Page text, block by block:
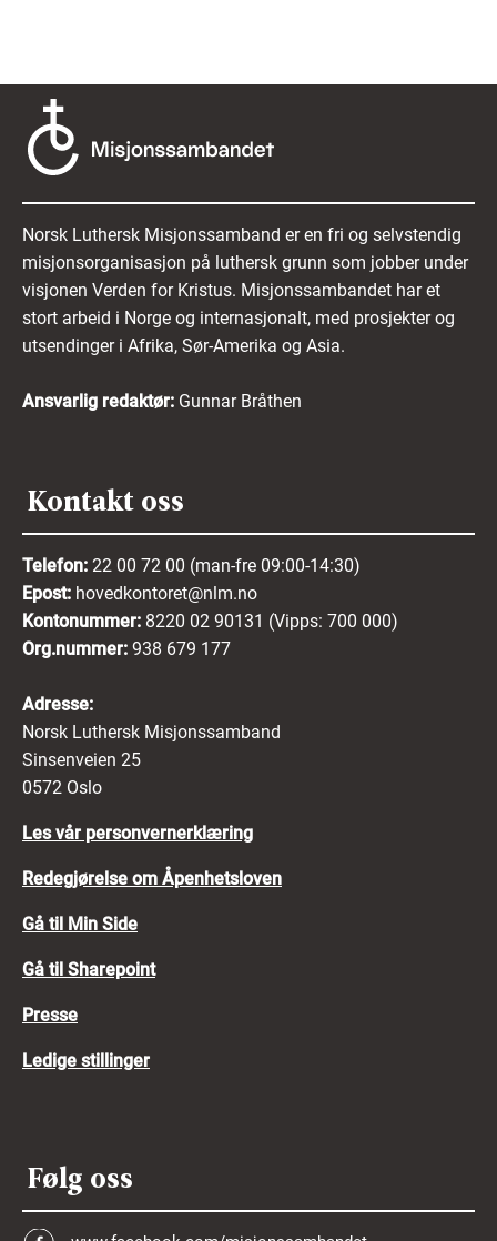
Norsk Luthersk Misjonssamband er en fri og selvstendig
misjonsorganisasjon på luthersk grunn som jobber under
visjonen Verden for Kristus. Misjonssambandet har et
stort arbeid i Norge og internasjonalt, med prosjekter og
utsendinger i Afrika, Sør-Amerika og Asia.
Ansvarlig redaktør: Gunnar Bråthen
Kontakt oss
Telefon: 22 00 72 00 (man-fre 09:00-14:30)
Epost: hovedkontoret@nlm.no
Kontonummer: 8220 02 90131 (Vipps: 700 000)
Org.nummer: 938 679 177
Adresse:
Norsk Luthersk Misjonssamband
Sinsenveien 25
0572 Oslo
Les vår personvernerklæring
Redegjørelse om Åpenhetsloven
Gå til Min Side
Gå til Sharepoint
Presse
Ledige stillinger
Følg oss